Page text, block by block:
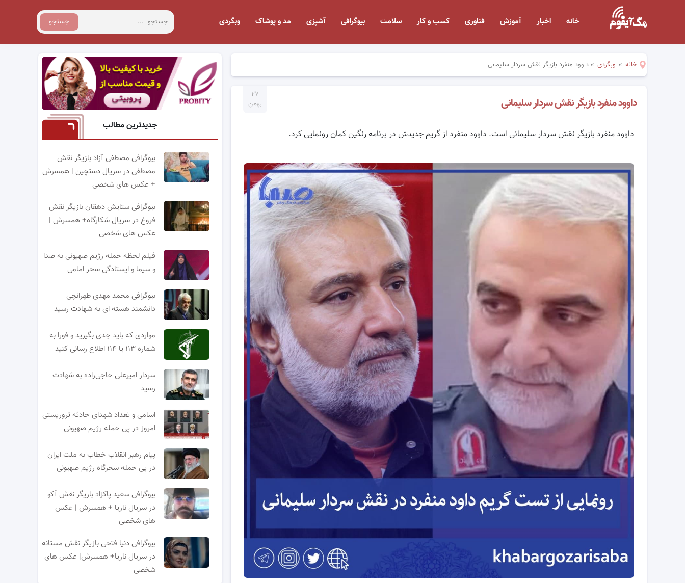
جستجو خانه اخبار آموزش فناوری کسب و کار سلامت بیوگرافی آشپزی مد و پوشاک وبگردی
خانه » وبگردی » داوود منفرد بازیگر نقش سردار سلیمانی
۲۷
بهمن
داوود منفرد بازیگر نقش سردار سلیمانی
داوود منفرد بازیگر نقش سردار سلیمانی است. داوود منفرد از گریم جدیدش در برنامه رنگین کمان رونمایی کرد.
جدیدترین مطالب
بیوگرافی مصطفی آزاد بازیگر نقش
مصطفی در سریال دستچین | همسرش
+ عکس های شخصی
بیوگرافی ستایش دهقان بازیگر نقش
فروغ در سریال شکارگاه+ همسرش |
عکس های شخصی
فیلم لحظه حمله رژیم صهیونی به صدا
و سیما و ایستادگی سحر امامی
بیوگرافی محمد مهدی طهرانچی
دانشمند هسته ای به شهادت رسید
مواردی که باید جدی بگیرید و فورا به
شماره ۱۱۳ یا ۱۱۴ اطلاع رسانی کنید
سردار امیرعلی حاجی‌زاده به شهادت
رسید
اسامی و تعداد شهدای حادثه تروریستی
امروز در پی حمله رژیم صهیونی
پیام رهبر انقلاب خطاب به ملت ایران
در پی حمله سحرگاه رژیم صهیونی
بیوگرافی سعید پاکزاد بازیگر نقش آکو
در سریال ناریا + همسرش | عکس
های شخصی
بیوگرافی دنیا فتحی بازیگر نقش مستانه
در سریال ناریا+ همسرش| عکس های
شخصی